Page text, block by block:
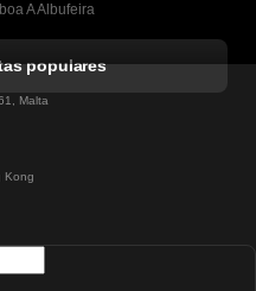
A Albufeira
A Lagos
A Madrid
populares
Malta
Kong